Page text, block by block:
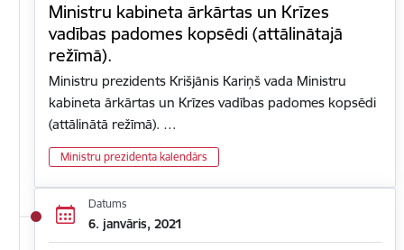
Ministru kabineta ārkārtas un Krīzes
vadības padomes kopsēdi (attālinātajā
režīmā).
Ministru prezidents Krišjānis Kariņš vada Ministru
kabineta ārkārtas un Krīzes vadības padomes kopsēdi
(attālinātā režīmā). …
Ministru prezidenta kalendārs
Datums
6. janvāris, 2021